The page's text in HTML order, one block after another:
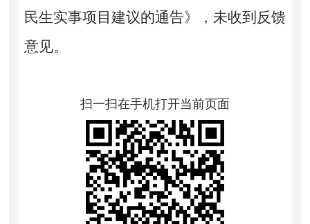
民生实事项目建议的通告》
，未收到反馈
意见。
扫一扫在手机打开当前页面